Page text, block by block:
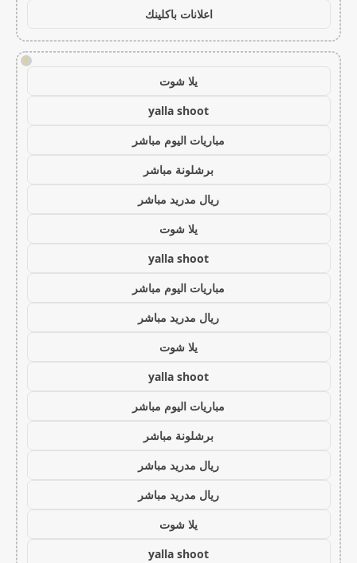
اعلانات باكلينك
!
يلا شوت
yalla shoot
مباريات اليوم مباشر
برشلونة مباشر
ريال مدريد مباشر
يلا شوت
yalla shoot
مباريات اليوم مباشر
ريال مدريد مباشر
يلا شوت
yalla shoot
مباريات اليوم مباشر
برشلونة مباشر
ريال مدريد مباشر
ريال مدريد مباشر
يلا شوت
yalla shoot